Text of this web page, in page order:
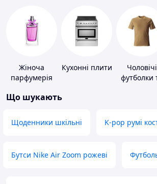
Жіноча
парфумерія
Кухонні плити
Чоловічі
футболки
Що шукають
Щоденники шкільні K-pop румі
Бутси Nike Air Zoom рожеві